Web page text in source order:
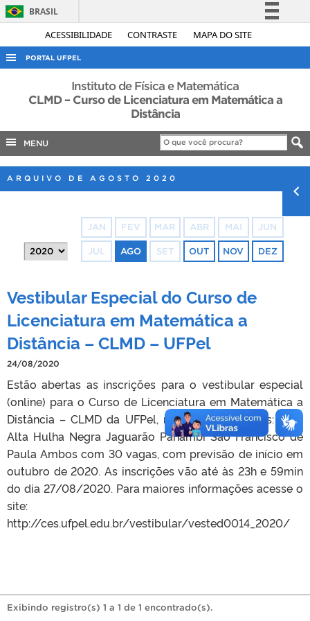
ACESSIBILIDADE CONTRASTE MAPA DO SITE
BRASIL
Simplifique!
Acesso à informação
Canais
PORTAL UFPEL
ACESSO À INFORMAÇÃO
AUDITORIA
EDITAIS
PORTARIAS
Instituto de Física e Matemática
CLMD – Curso de Licenciatura em Matemática a
Distância
MENU
ARQUIVO DE AGOSTO 2020
JAN FEV MAR ABR MAI JUN
JUL AGO SET OUT NOV DEZ
Vestibular Especial do Curso de
Licenciatura em Matemática a
Distância – CLMD – UFPel
24/08/2020
Estão abertas as inscrições para o vestibular especial
(online) para o Curso de Licenciatura em Matemática a
Distância – CLMD da UFPel, nos seguintes polos: Cruz
Alta Hulha Negra Jaguarão Panambi São Francisco de
Paula Ambos com 30 vagas, com previsão de início em
outubro de 2020. As inscrições vão até às 23h e 59min
do dia 27/08/2020. Para maiores informações acesse o
site:
http://ces.ufpel.edu.br/vestibular/vested0014_2020/
Exibindo registro(s) 1 a 1 de 1 encontrado(s).